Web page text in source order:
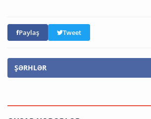
Paylaş Tweet
ŞƏRHLƏR